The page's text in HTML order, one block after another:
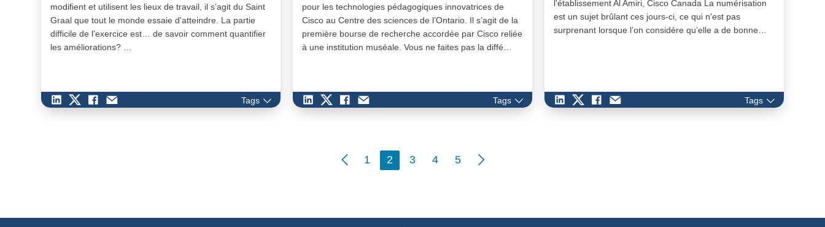
modifient et utilisent les lieux de travail, il s’agit du Saint
Graal que tout le monde essaie d'atteindre. La partie
difficile de l’exercice est… de savoir comment quantifier
les améliorations? …
Tags
pour les technologies pédagogiques innovatrices de
Cisco au Centre des sciences de l’Ontario. Il s’agit de la
première bourse de recherche accordée par Cisco reliée
à une institution muséale. Vous ne faites pas la diffé…
Tags
l'établissement Al Amiri, Cisco Canada La numérisation
est un sujet brûlant ces jours-ci, ce qui n'est pas
surprenant lorsque l’on considère qu’elle a de bonne…
Tags
1 2 3 4 5